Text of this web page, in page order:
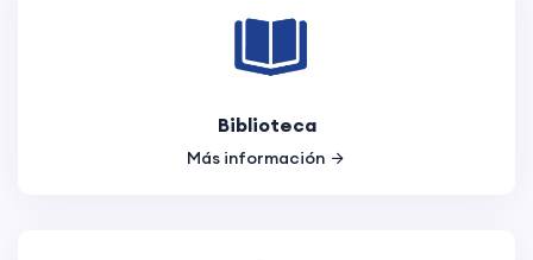
Biblioteca
Más información